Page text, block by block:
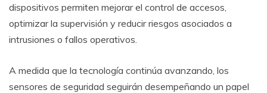
dispositivos permiten mejorar el control de accesos,
optimizar la supervisión y reducir riesgos asociados a
intrusiones o fallos operativos.
A medida que la tecnología continúa avanzando, los
sensores de seguridad seguirán desempeñando un papel